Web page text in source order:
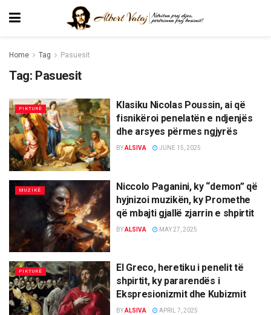
Home Tag Pasuesit
Tag: Pasuesit
PIKTURË
Klasiku Nicolas Poussin, ai që
fisnikëroi penelatën e ndjenjës
dhe arsyes përmes ngjyrës
BYALSIVA JUNE 15, 2025
MUZIKË
Niccolo Paganini, ky “demon” që
hyjnizoi muzikën, ky Promethe
që mbajti gjallë zjarrin e shpirtit
BYALSIVA MAY 27, 2025
PIKTURË
El Greco, heretiku i penelit të
shpirtit, ky pararendës i
Ekspresionizmit dhe Kubizmit
BYALSIVA APRIL 7, 2025